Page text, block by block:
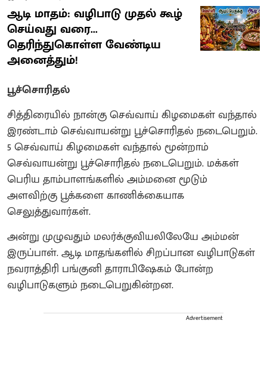
ஆடி மாதம்: வழிபாடு முதல் கூழ்
செய்வது வரை...
தெரிந்துகொள்ள வேண்டிய
அனைத்தும்!
பூச்சொரிதல்
சித்திரையில் நான்கு செவ்வாய் கிழமைகள் வந்தால்
இரண்டாம் செவ்வாயன்று பூச்சொரிதல் நடைபெறும்.
5 செவ்வாய் கிழமைகள் வந்தால் மூன்றாம்
செவ்வாயன்று பூச்சொரிதல் நடைபெறும். மக்கள்
பெரிய தாம்பாளங்களில் அம்மனை மூடும்
அளவிற்கு பூக்களை காணிக்கையாக
செலுத்துவார்கள்.
அன்று முழுவதும் மலர்க்குவியலிலேயே அம்மன்
இருப்பாள். ஆடி மாதங்களில் சிறப்பான வழிபாடுகள்
நவராத்திரி பங்குனி தாராபிஷேகம் போன்ற
வழிபாடுகளும் நடைபெறுகின்றன.
Advertisement